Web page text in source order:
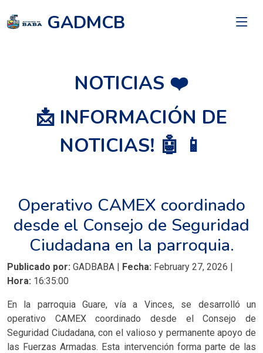
GADMCB
NOTICIAS ❤️
📩 INFORMACIÓN DE
NOTICIAS! 🤖 📱
Operativo CAMEX coordinado
desde el Consejo de Seguridad
Ciudadana en la parroquia.
Publicado por: GADBABA | Fecha: February 27, 2026 |
Hora: 16:35:00
En la parroquia Guare, vía a Vinces, se desarrolló un
operativo CAMEX coordinado desde el Consejo de
Seguridad Ciudadana, con el valioso y permanente apoyo de
las Fuerzas Armadas. Esta intervención forma parte de las